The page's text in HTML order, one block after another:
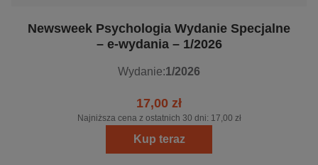
Newsweek Psychologia Wydanie Specjalne
– e-wydania – 1/2026
Wydanie:1/2026
17,00 zł
Najniższa cena z ostatnich 30 dni: 17,00 zł
Kup teraz